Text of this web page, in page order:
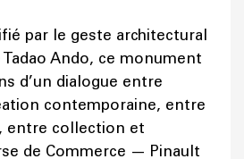
par le geste architectural
Ando, ce monument
d’un dialogue entre
contemporaine, entre
entre collection et
de Commerce — Pinault